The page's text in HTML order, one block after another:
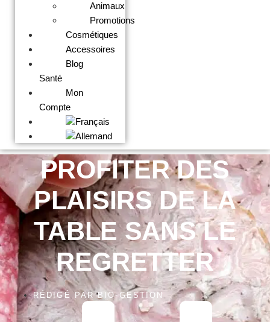
Animaux
Promotions
Cosmétiques
Accessoires
Blog
Santé
Mon
Compte
PROFITER DES
PLAISIRS DE LA
TABLE SANS LE
REGRETTER
RÉDIGÉ PAR BIO-GESTION